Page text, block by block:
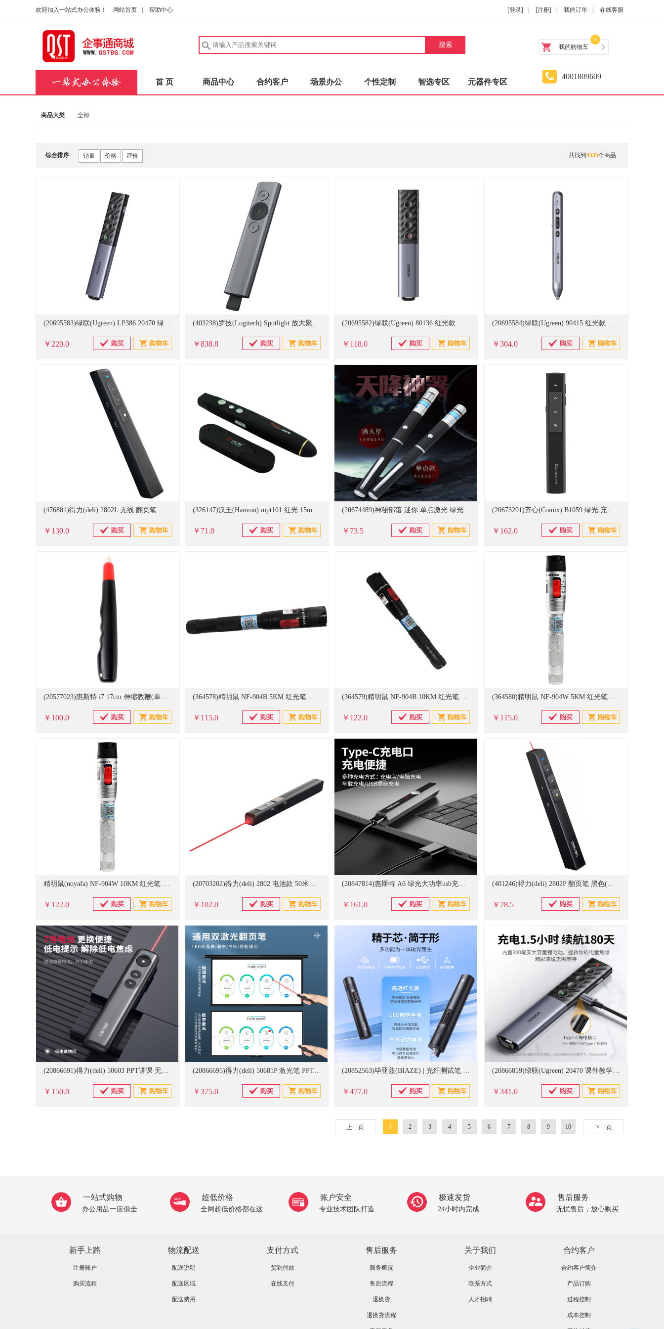
欢迎加入一站式办公体验！ 网站首页 帮助中心 [登录] [注册] 我的订单 在线客服
搜索 我的购物车
0
首 页 商品中心 合约客户 场景办公 个性定制 智选专区 元器件专区
4001809609
商品大类 全部
综合排序 销量 价格 评价 共找到 4335个商品
(20695583)绿联(Ugreen) LP386 20470 绿光 激光笔(单位：件)
￥220.0
(403238)罗技(Logitech) Spotlight 放大聚焦液晶屏可显 激光笔 灰色(单位：支)
￥838.8
(20695582)绿联(Ugreen) 80136 红光款 激光笔(单位：件)
￥118.0
(20695584)绿联(Ugreen) 90415 红光款 激光笔(单位：件)
￥304.0
(476881)得力(deli) 2802L 无线 翻页笔 黑色(单位：支)
￥130.0
(326147)汉王(Hanvon) mpt101 红光 15m 激光笔(单位：支)
￥71.0
(20674489)神秘部落 迷你 单点激光 绿光 激光笔(单位：支)
￥73.5
(20673201)齐心(Comix) B1059 绿光 充电 PPT激光翻页笔 黑色(单位：个)
￥162.0
(20577023)惠斯特 i7 17cm 伸缩教鞭(单位：个)
￥100.0
(364578)精明鼠 NF-904B 5KM 红光笔 黑色(单位：台)
￥115.0
(364579)精明鼠 NF-904B 10KM 红光笔 黑色(单位：台)
￥122.0
(364580)精明鼠 NF-904W 5KM 红光笔 银色(单位：台)
￥115.0
精明鼠(noyafa) NF-904W 10KM 红光笔 银色(单位：台)
￥122.0
(20703202)得力(deli) 2802 电池款 50米遥控支持希沃白板 激光翻页笔 黑色红光(单位：个)
￥102.0
(20847814)惠斯特 A6 绿光大功率usb充电 激光笔(单位：支)
￥161.0
(401246)得力(deli) 2802P 翻页笔 黑色(单位：支)
￥78.5
(20866691)得力(deli) 50603 PPT讲课 无线翻页 360度可控制 激光笔 黑色(单位：个)
￥150.0
(20866695)得力(deli) 50681P 激光笔 PPT翻页笔 50681P 激光笔(单位：个)
￥375.0
(20852563)毕亚兹(BIAZE) | 光纤测试笔 光纤测试仪 30公里 开关显示电量 SC/FC/ST接头冷接子通用 充电式红光笔(单位：支)
￥477.0
(20866859)绿联(Ugreen) 20470 课件教学会议演讲遥控笔 绿光激光笔(单位：个)
￥341.0
上一页 1 2 3 4 5 6 7 8 9 10 下一页
一站式购物
办公用品一应俱全
超低价格
全网超低价格都在这
账户安全
专业技术团队打造
极速发货
24小时内完成
售后服务
无忧售后，放心购买
新手上路
注册账户
购买流程
物流配送
配送说明
配送区域
配送费用
支付方式
货到付款
在线支付
售后服务
服务概况
售后流程
退换货
退换货流程
关于我们
企业简介
联系方式
人才招聘
合约客户
合约客户简介
产品订购
过程控制
成本控制